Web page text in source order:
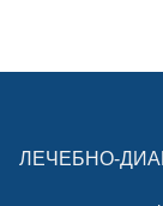
ЛЕЧЕБНО-